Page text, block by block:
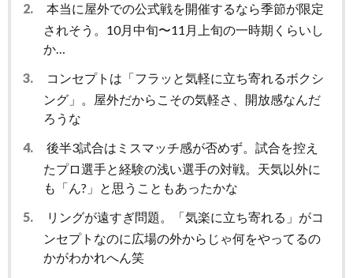
2.
本当に屋外での公式戦を開催するなら季節が限定
されそう。10月中旬〜11月上旬の一時期くらいし
か…
3.
コンセプトは「フラッと気軽に立ち寄れるボクシ
ング」。屋外だからこその気軽さ、開放感なんだ
ろうな
4.
後半3試合はミスマッチ感が否めず。試合を控え
たプロ選手と経験の浅い選手の対戦。天気以外に
も「ん?」と思うこともあったかな
5.
リングが遠すぎ問題。「気楽に立ち寄れる」がコ
ンセプトなのに広場の外からじゃ何をやってるの
かがわかれへん笑